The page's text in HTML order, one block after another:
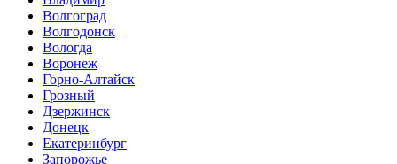
Волгоград
Волгодонск
Вологда
Воронеж
Горно-Алтайск
Грозный
Дзержинск
Донецк
Екатеринбург
Запорожье